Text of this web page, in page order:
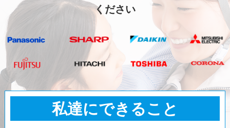
ください
私達にできること